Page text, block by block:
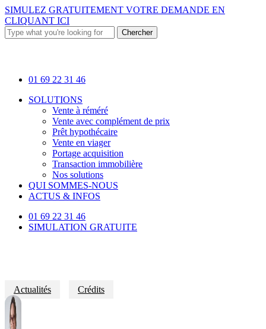
Skip
to
main
content
SIMULEZ GRATUITEMENT VOTRE DEMANDE EN
CLIQUANT ICI
Chercher
01 69 22 31 46
Menu
SOLUTIONS
Vente à réméré
Vente avec complément de prix
Prêt hypothécaire
Vente en viager
Portage acquisition
Transaction immobilière
Nos solutions
QUI SOMMES-NOUS
ACTUS & INFOS
01 69 22 31 46
SIMULATION GRATUITE
Actualités Crédits